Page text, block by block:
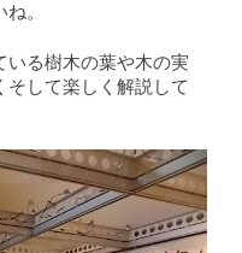
。
る樹木の葉や木の実
して楽しく解説して